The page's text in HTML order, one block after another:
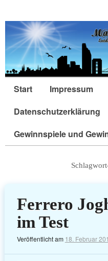
Start Impressum
Datenschutzerklärung
Gewinnspiele und
Ferrero
im Test
Veröffentlicht am 18. Februar